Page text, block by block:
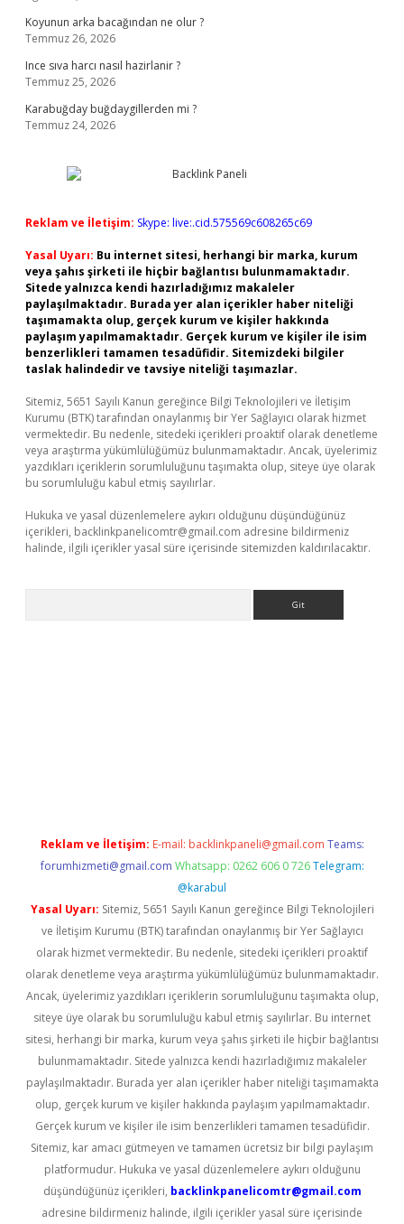
Koyunun arka bacağından ne olur ?
Temmuz 26, 2026
Ince sıva harcı nasıl hazirlanir ?
Temmuz 25, 2026
Karabuğday buğdaygillerden mi ?
Temmuz 24, 2026
Reklam ve İletişim: Skype: live:.cid.575569c608265c69
Yasal Uyarı: Bu internet sitesi, herhangi bir marka, kurum
veya şahıs şirketi ile hiçbir bağlantısı bulunmamaktadır.
Sitede yalnızca kendi hazırladığımız makaleler
paylaşılmaktadır. Burada yer alan içerikler haber niteliği
taşımamakta olup, gerçek kurum ve kişiler hakkında
paylaşım yapılmamaktadır. Gerçek kurum ve kişiler ile isim
benzerlikleri tamamen tesadüfidir. Sitemizdeki bilgiler
taslak halindedir ve tavsiye niteliği taşımazlar.
Sitemiz, 5651 Sayılı Kanun gereğince Bilgi Teknolojileri ve İletişim
Kurumu (BTK) tarafından onaylanmış bir Yer Sağlayıcı olarak hizmet
vermektedir. Bu nedenle, sitedeki içerikleri proaktif olarak denetleme
veya araştırma yükümlülüğümüz bulunmamaktadır. Ancak, üyelerimiz
yazdıkları içeriklerin sorumluluğunu taşımakta olup, siteye üye olarak
bu sorumluluğu kabul etmiş sayılırlar.
Hukuka ve yasal düzenlemelere aykırı olduğunu düşündüğünüz
içerikleri, backlinkpanelicomtr@gmail.com adresine bildirmeniz
halinde, ilgili içerikler yasal süre içerisinde sitemizden kaldırılacaktır.
Reklam ve İletişim: E-mail: backlinkpaneli@gmail.com Teams:
forumhizmeti@gmail.com Whatsapp: 0262 606 0 726 Telegram:
@karabul
Yasal Uyarı: Sitemiz, 5651 Sayılı Kanun gereğince Bilgi Teknolojileri
ve İletişim Kurumu (BTK) tarafından onaylanmış bir Yer Sağlayıcı
olarak hizmet vermektedir. Bu nedenle, sitedeki içerikleri proaktif
olarak denetleme veya araştırma yükümlülüğümüz bulunmamaktadır.
Ancak, üyelerimiz yazdıkları içeriklerin sorumluluğunu taşımakta olup,
siteye üye olarak bu sorumluluğu kabul etmiş sayılırlar. Bu internet
sitesi, herhangi bir marka, kurum veya şahıs şirketi ile hiçbir bağlantısı
bulunmamaktadır. Sitede yalnızca kendi hazırladığımız makaleler
paylaşılmaktadır. Burada yer alan içerikler haber niteliği taşımamakta
olup, gerçek kurum ve kişiler hakkında paylaşım yapılmamaktadır.
Gerçek kurum ve kişiler ile isim benzerlikleri tamamen tesadüfidir.
Sitemiz, kar amacı gütmeyen ve tamamen ücretsiz bir bilgi paylaşım
platformudur. Hukuka ve yasal düzenlemelere aykırı olduğunu
düşündüğünüz içerikleri, backlinkpanelicomtr@gmail.com
adresine bildirmeniz halinde, ilgili içerikler yasal süre içerisinde